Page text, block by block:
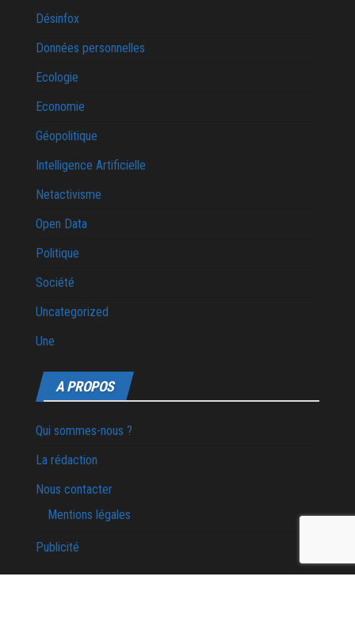
Désinfox
Données personnelles
Ecologie
Economie
Géopolitique
Intelligence Artificielle
Netactivisme
Open Data
Politique
Société
Uncategorized
Une
A PROPOS
Qui sommes-nous ?
La rédaction
Nous contacter
Mentions légales
Publicité